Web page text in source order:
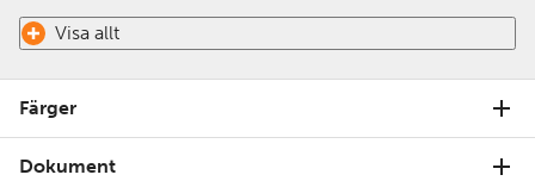
Visa allt
Färger
Dokument